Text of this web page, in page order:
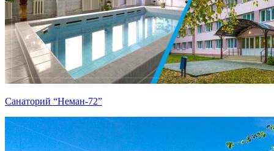
Санаторий “Неман-72”